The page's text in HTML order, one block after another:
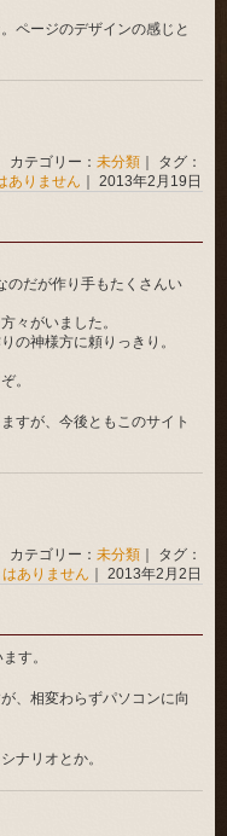
ページのデザインの感じと
カテゴリー： 未分類｜ タグ：
ありません ｜ 2013年2月19日
のだが作り手もたくさんい
々がいました。
の神様方に頼りっきり。
。
すが、今後ともこのサイト
カテゴリー： 未分類｜ タグ：
ありません ｜ 2013年2月2日
す。
、相変わらずパソコンに向
ナリオとか。